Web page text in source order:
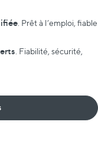
. Prêt à l’emploi, fiable
. Fiabilité, sécurité,